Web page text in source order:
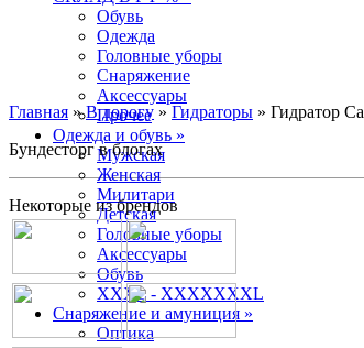
Обувь
Одежда
Головные уборы
Снаряжение
Аксессуары
Прочее
Одежда и обувь »
Мужская
Женская
Милитари
Детская
Головные уборы
Аксессуары
Обувь
XXXL - XXXXXXXL
Снаряжение и амуниция »
Оптика
Главная »В дорогу » Гидраторы » Гидратор
Бундесторг в блогах
Некоторые из брендов